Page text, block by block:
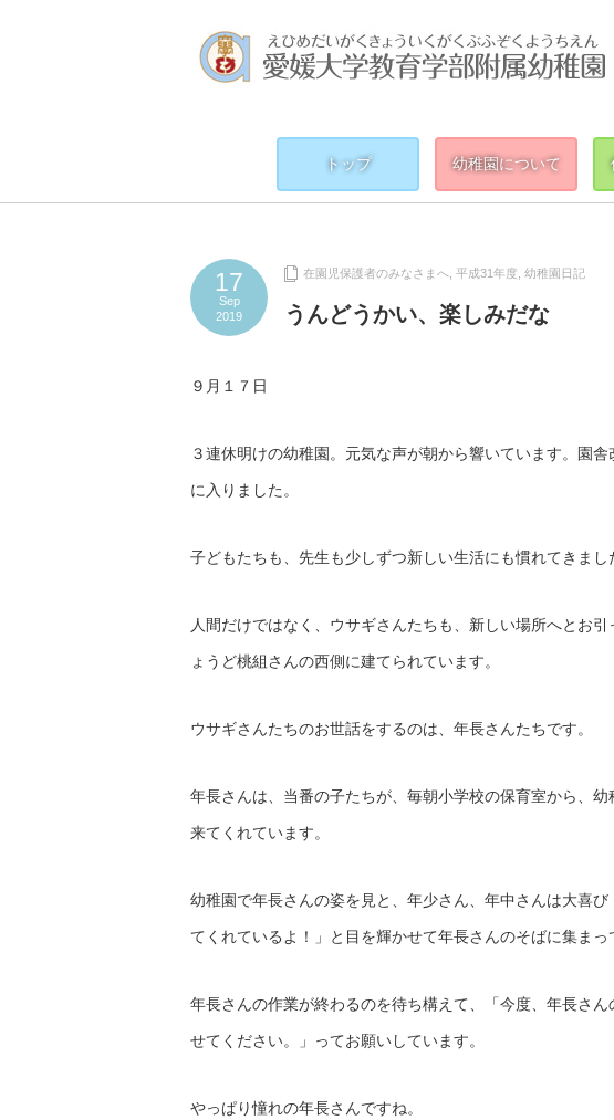
トップ 幼稚園について
17
Sep
2019
在園児保護者のみなさまへ 平成31年度 幼稚園日記
うんどうかい、楽しみだな
９月１７日
３連休明けの幼稚園。元気な声が朝から響いています。園
に入りました。
子どもたちも、先生も少しずつ新しい生活にも慣れてきまし
人間だけではなく、ウサギさんたちも、新しい場所へとお
ょうど桃組さんの西側に建てられています。
ウサギさんたちのお世話をするのは、年長さんたちです。
年長さんは、当番の子たちが、毎朝小学校の保育室から、
来てくれています。
幼稚園で年長さんの姿を見と、年少さん、年中さんは大喜
てくれているよ！」と目を輝かせて年長さんのそばに集まっ
年長さんの作業が終わるのを待ち構えて、「今度、年長さ
せてください。」ってお願いしています。
やっぱり憧れの年長さんですね。